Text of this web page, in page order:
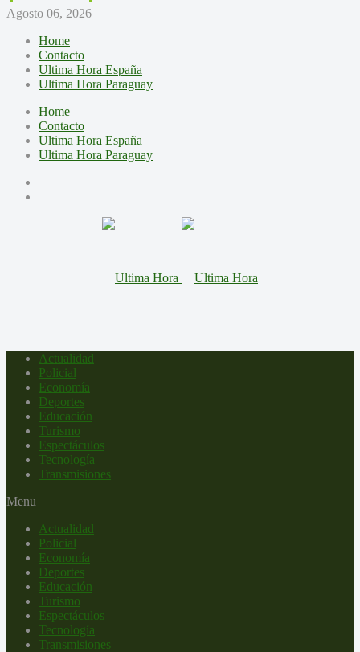
Agosto 06, 2026
Home
Contacto
Ultima Hora España
Ultima Hora Paraguay
Home
Contacto
Ultima Hora España
Ultima Hora Paraguay
Actualidad
Policial
Economía
Deportes
Educación
Turismo
Espectáculos
Tecnología
Transmisiones
Menu
Actualidad
Policial
Economía
Deportes
Educación
Turismo
Espectáculos
Tecnología
Transmisiones